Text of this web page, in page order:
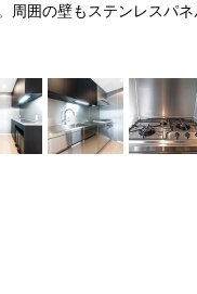
周囲の壁もステンレスパ